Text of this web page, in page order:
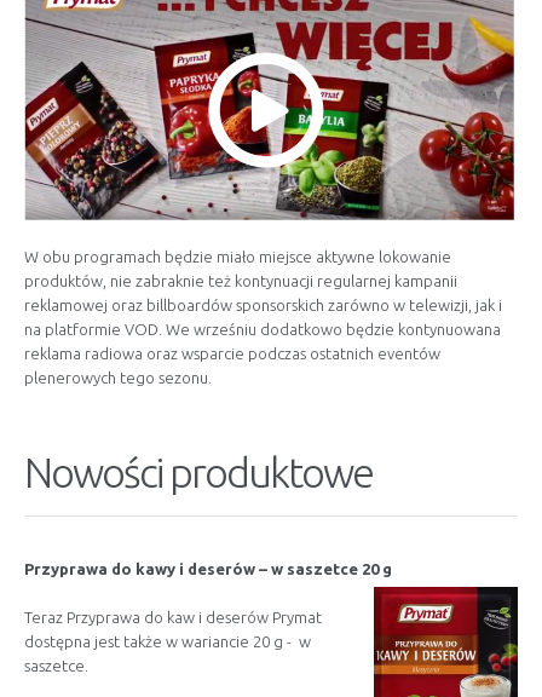
W obu programach będzie miało miejsce aktywne lokowanie
produktów, nie zabraknie też kontynuacji regularnej kampanii
reklamowej oraz billboardów sponsorskich zarówno w telewizji, jak i
na platformie VOD. We wrześniu dodatkowo będzie kontynuowana
reklama radiowa oraz wsparcie podczas ostatnich eventów
plenerowych tego sezonu.
Nowości produktowe
Przyprawa do kawy i deserów – w saszetce 20 g
Teraz Przyprawa do kaw i deserów Prymat
dostępna jest także w wariancie 20 g - w
saszetce.